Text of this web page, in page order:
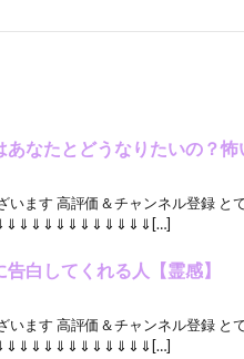
あなたとどうなりたいの？怖
います 高評価＆チャンネル登録
告白してくれる人【霊感】
います 高評価＆チャンネル登録